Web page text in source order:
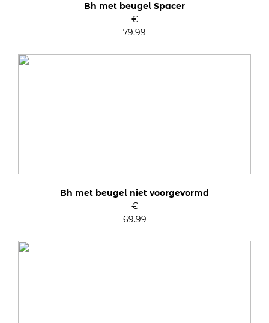
Bh met beugel Spacer
€
79.99
Bh met beugel niet voorgevormd
€
69.99